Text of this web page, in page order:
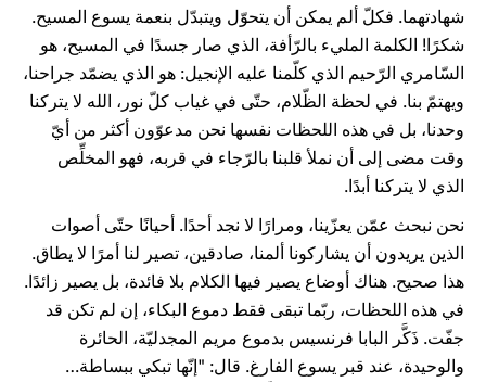
شهادتهما. فكلّ ألم يمكن أن يتحوّل ويتبدّل بنعمة يسوع المسيح.
شكرًا! الكلمة المليء بالرّأفة، الذي صار جسدًا في المسيح، هو
السّامري الرّحيم الذي كلّمنا عليه الإنجيل: هو الذي يضمّد جراحنا،
ويهتمّ بنا. في لحظة الظّلام، حتّى في غياب كلّ نور، الله لا يتركنا
وحدنا، بل في هذه اللحظات نفسها نحن مدعوّون أكثر من أيّ
وقت مضى إلى أن نملأ قلبنا بالرّجاء في قربه، فهو المخلِّص
الذي لا يتركنا أبدًا.
نحن نبحث عمّن يعزّينا، ومرارًا لا نجد أحدًا. أحيانًا حتّى أصوات
الذين يريدون أن يشاركونا ألمنا، صادقين، تصير لنا أمرًا لا يطاق.
هذا صحيح. هناك أوضاع يصير فيها الكلام بلا فائدة، بل يصير زائدًا.
في هذه اللحظات، ربّما تبقى فقط دموع البكاء، إن لم تكن قد
جفّت. ذَكَّر البابا فرنسيس بدموع مريم المجدليّة، الحائرة
والوحيدة، عند قبر يسوع الفارغ. قال: "إنّها تبكي ببساطة…